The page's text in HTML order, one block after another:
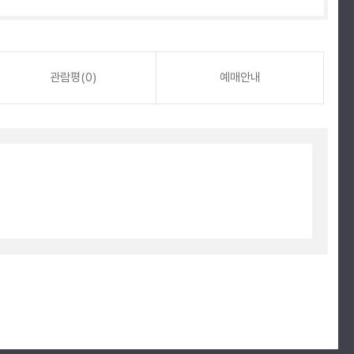
관람평(0) 예매안내